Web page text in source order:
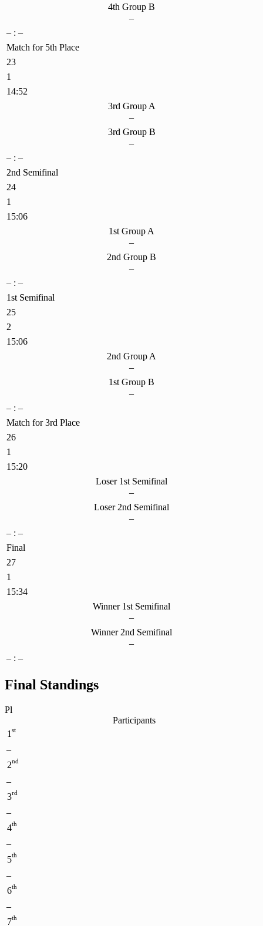
4th Group B
–
– : –
Match for 5th Place
23
1
14:52
3rd Group A
–
3rd Group B
–
– : –
2nd Semifinal
24
1
15:06
1st Group A
–
2nd Group B
–
– : –
1st Semifinal
25
2
15:06
2nd Group A
–
1st Group B
–
– : –
Match for 3rd Place
26
1
15:20
Loser 1st Semifinal
–
Loser 2nd Semifinal
–
– : –
Final
27
1
15:34
Winner 1st Semifinal
–
Winner 2nd Semifinal
–
– : –
Final Standings
Pl
Participants
1 st
–
2nd
–
3rd
–
4th
–
5th
–
6th
–
7th